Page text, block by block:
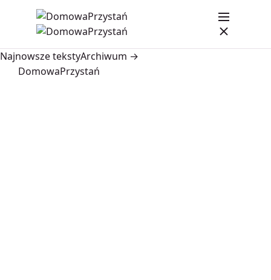
Najnowsze tekstyArchiwum →
DomowaPrzystań